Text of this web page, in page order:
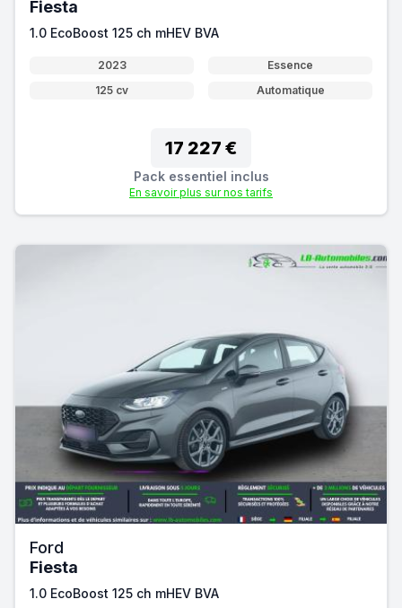
Fiesta
1.0 EcoBoost 125 ch mHEV BVA
2023
Essence
125 cv
Automatique
17 227 €
Pack essentiel inclus
En savoir plus sur nos tarifs
Ford
Fiesta
1.0 EcoBoost 125 ch mHEV BVA